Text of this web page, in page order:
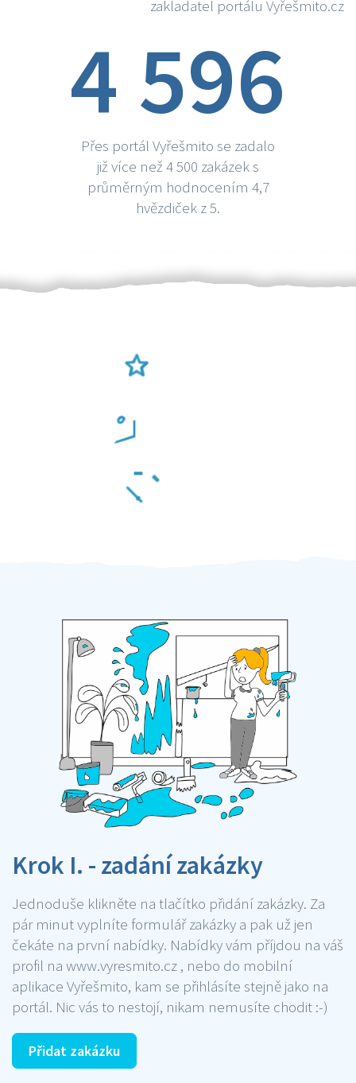
zakladatel portálu Vyřešmito.cz
4 596
Přes portál Vyřešmito se zadalo
již více než 4 500 zakázek s
průměrným hodnocením 4,7
hvězdiček z 5.
Krok I. - zadání zakázky
Jednoduše klikněte na tlačítko přidání zakázky. Za
pár minut vyplníte formulář zakázky a pak už jen
čekáte na první nabídky. Nabídky vám příjdou na váš
profil na www.vyresmito.cz , nebo do mobilní
aplikace Vyřešmito, kam se přihlásíte stejně jako na
portál. Nic vás to nestojí, nikam nemusíte chodit :-)
Přidat zakázku